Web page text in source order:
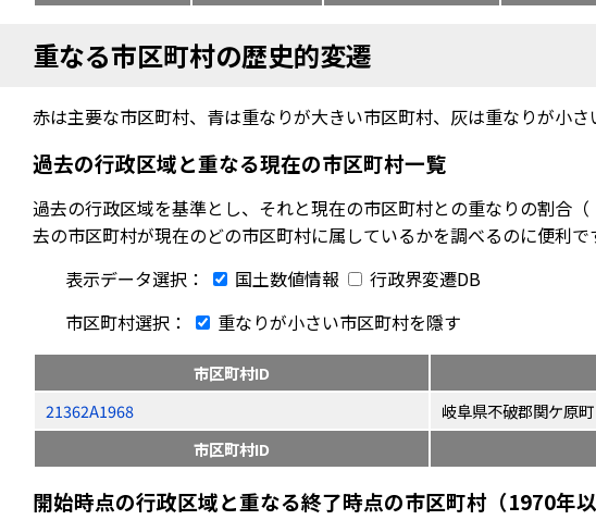
重なる市区町村の歴史的変遷
赤は主要な市区町村、青は重なりが大きい市区町村、灰は重なりが小
過去の行政区域と重なる現在の市区町村一覧
過去の行政区域を基準とし、それと現在の市区町村との重なりの割合
去の市区町村が現在のどの市区町村に属しているかを調べるのに便利で
表示データ選択：
国土数値情報
行政界変遷DB
市区町村選択：
重なりが小さい市区町村を隱す
市区町村ID
21362A1968
岐阜県不破郡関ケ原町
市区町村ID
開始時点の行政区域と重なる終了時点の市区町村（1970年以